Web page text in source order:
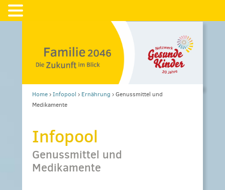
Home›Infopool › Ernährung ›Genussmittel und
Medikamente
Infopool
Genussmittel und
Medikamente